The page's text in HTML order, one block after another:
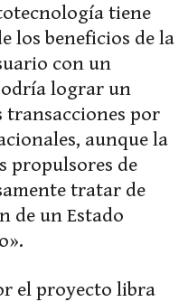
tiene
los beneficios de la
con un
lograr un
transacciones por
aunque la
propulsores de
tratar de
de un Estado
el proyecto libra